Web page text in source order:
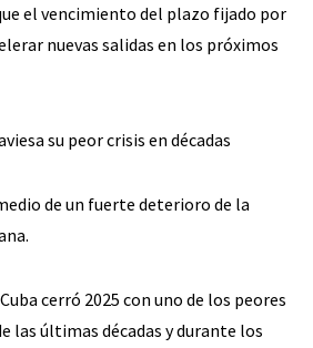
el vencimiento del plazo fijado por
nuevas salidas en los próximos
su peor crisis en décadas
de un fuerte deterioro de la
cerró 2025 con uno de los peores
las últimas décadas y durante los